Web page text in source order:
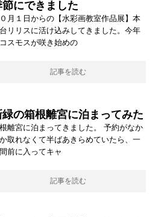
節にできました
月１日からの【水彩画教室作品展】本
リリスに活け込みしてきました。今年
スモスが咲き始めの
記事を読む
緑の箱根離宮に泊まってみた
離宮に泊まってきました。 予約がなか
取れなくて半ばあきらめていたら、一
前に入ってキャ
記事を読む